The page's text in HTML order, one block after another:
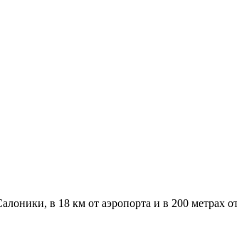
в 18 км от аэропорта и в 200 метрах